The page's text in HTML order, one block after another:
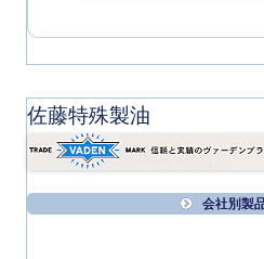
佐藤特殊製油
会社別製